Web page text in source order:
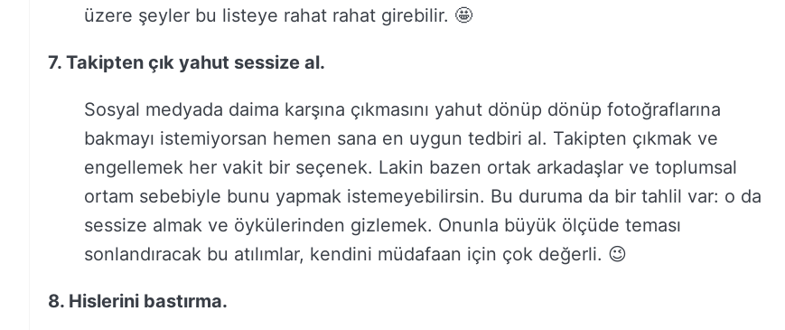
üzere şeyler bu listeye rahat rahat girebilir. 🤩
7. Takipten çık yahut sessize al.
Sosyal medyada daima karşına çıkmasını yahut dönüp dönüp fotoğraflarına
bakmayı istemiyorsan hemen sana en uygun tedbiri al. Takipten çıkmak ve
engellemek her vakit bir seçenek. Lakin bazen ortak arkadaşlar ve toplumsal
ortam sebebiyle bunu yapmak istemeyebilirsin. Bu duruma da bir tahlil var: o da
sessize almak ve öykülerinden gizlemek. Onunla büyük ölçüde teması
sonlandıracak bu atılımlar, kendini müdafaan için çok değerli. 😉
8. Hislerini bastırma.